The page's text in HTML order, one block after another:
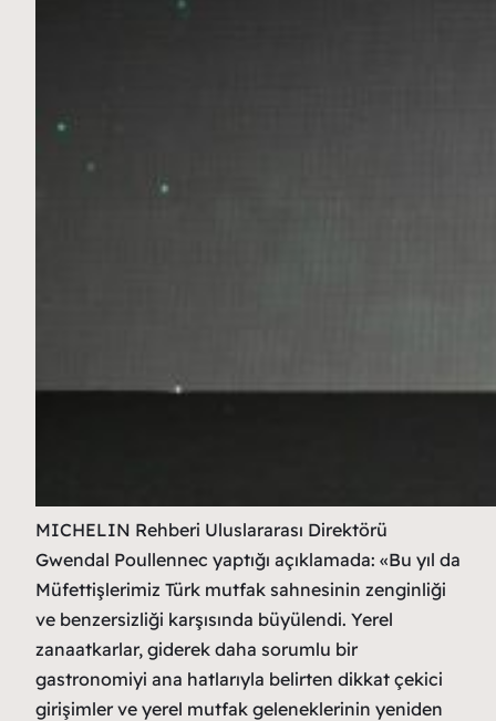
MICHELIN Rehberi Uluslararası Direktörü
Gwendal Poullennec yaptığı açıklamada: «Bu yıl da
Müfettişlerimiz Türk mutfak sahnesinin zenginliği
ve benzersizliği karşısında büyülendi. Yerel
zanaatkarlar, giderek daha sorumlu bir
gastronomiyi ana hatlarıyla belirten dikkat çekici
girişimler ve yerel mutfak geleneklerinin yeniden